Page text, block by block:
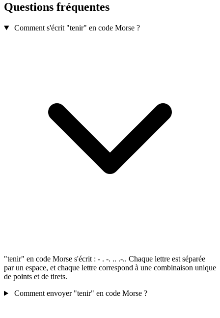
Questions fréquentes
Comment s'écrit "tenir" en code Morse ?
"tenir" en code Morse s'écrit : - . -. .. .-.. Chaque lettre est séparée
par un espace, et chaque lettre correspond à une combinaison unique
de points et de tirets.
Comment envoyer "tenir" en code Morse ?